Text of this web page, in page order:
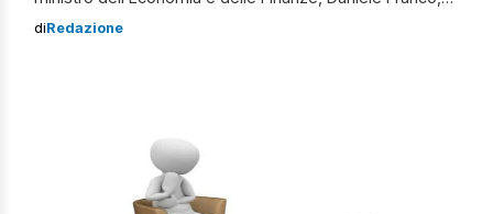
che dà attuazione al contributo per l’assistenza
diRedazione